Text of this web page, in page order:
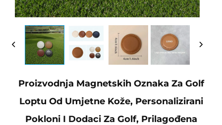
Proizvodnja Magnetskih Oznaka Za Golf
Loptu Od Umjetne Kože, Personalizirani
Pokloni I Dodaci Za Golf, Prilagođena